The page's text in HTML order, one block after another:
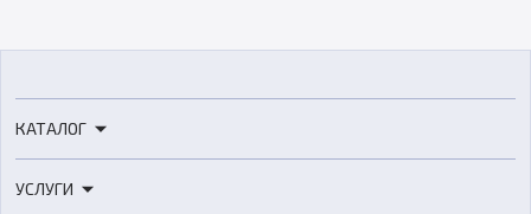
КАТАЛОГ
3D-сканеры
УСЛУГИ